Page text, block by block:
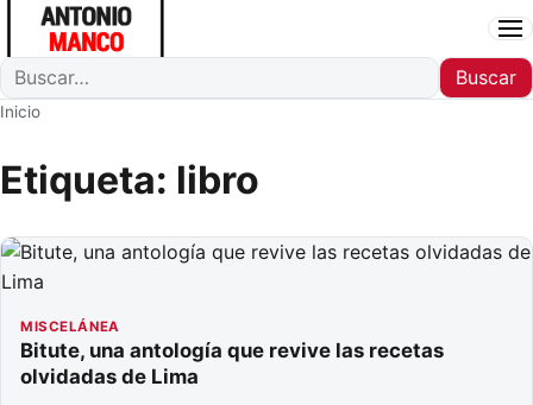
Buscar
Buscar
Inicio
Etiqueta: libro
MISCELÁNEA
Bitute, una antología que revive las recetas
olvidadas de Lima